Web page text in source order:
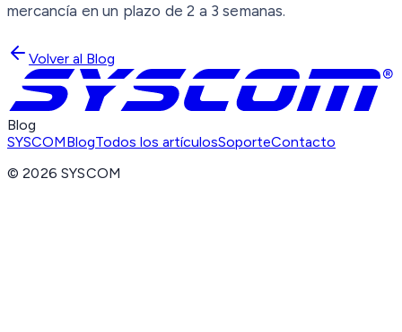
mercancía en un plazo de 2 a 3 semanas.
Volver al Blog
Blog
SYSCOMBlogTodos los artículosSoporteContacto
©2026 SYSCOM